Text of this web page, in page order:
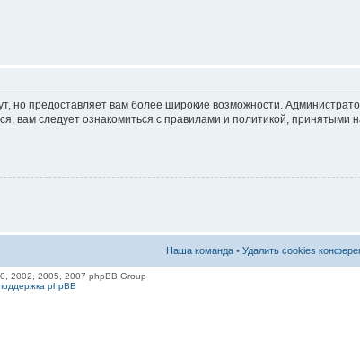
но предоставляет вам более широкие возможности.
вам следует ознакомиться с правилами и политикой,
Наша команда • Удалить cookies
2002, 2005, 2007 phpBB Group
phpBB